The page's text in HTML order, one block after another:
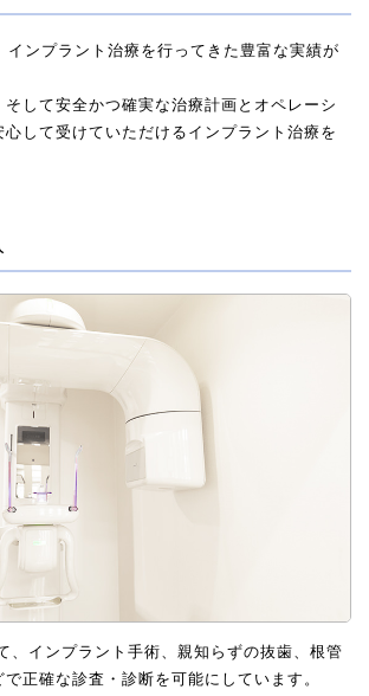
インプラント治療を行ってきた豊富な実績が
して安全かつ確実な治療計画とオペレーシ
心して受けていただけるインプラント治療を
、インプラント手術、親知らずの抜歯、根管
正確な診査・診断を可能にしています。